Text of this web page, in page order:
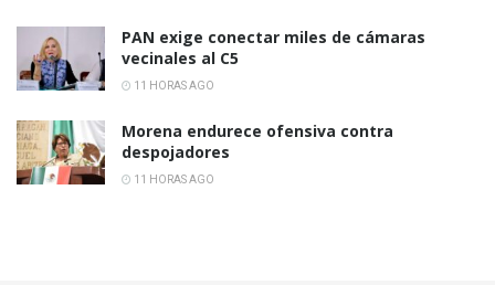
PAN exige conectar miles de cámaras
vecinales al C5
11 HORAS AGO
Morena endurece ofensiva contra
despojadores
11 HORAS AGO